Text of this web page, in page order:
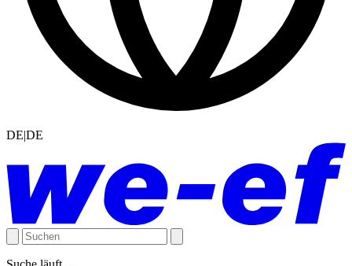
DE|DE